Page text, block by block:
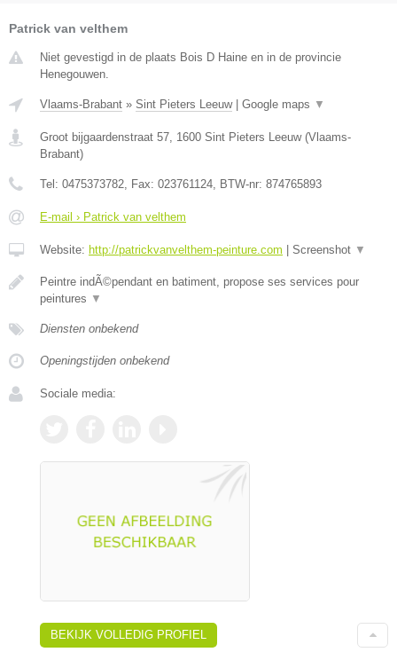
Patrick van velthem
Niet gevestigd in de plaats Bois D Haine en in de provincie
Henegouwen.
Vlaams-Brabant » Sint Pieters Leeuw| Google maps ▼
Groot bijgaardenstraat 57 1600 Sint Pieters Leeuw(Vlaams-
Brabant)
Tel: 0475373782 , Fax: 023761124 , BTW-nr: 874765893
E-mail › Patrick van velthem
Website: http://patrickvanvelthem-peinture.com Screenshot ▼
Peintre indÃ©pendant en batiment, propose ses services pour
peintures ▼
Diensten onbekend
Openingstijden onbekend
Sociale media:
BEKIJK VOLLEDIG PROFIEL